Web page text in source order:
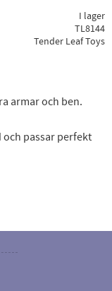
I lager
TL8144
Tender Leaf Toys
armar och ben.
och passar perfekt